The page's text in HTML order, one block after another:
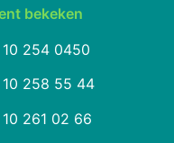
bekeken
10 254 0450
10 258 55 44
10 261 02 66